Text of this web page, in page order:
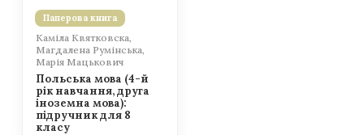
Паперова книга
Каміла Квятковска,
Магдалена Румінська,
Марія Мацькович
Польська мова (4-й
рік навчання, друга
іноземна мова):
підручник для 8
класу